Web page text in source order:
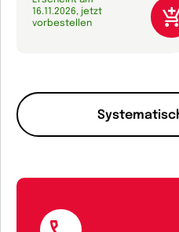
16.11.2026, jetzt
vorbestellen